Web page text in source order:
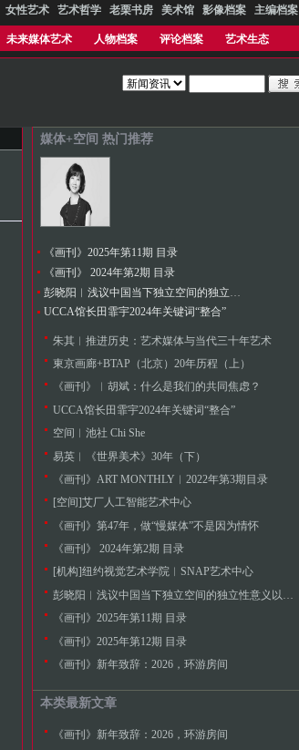
女性艺术 艺术哲学 老栗书房 美术馆 影像档案 主编档案
未来媒体艺术 人物档案 评论档案 艺术生态
媒体+空间 热门推荐
《画刊》2025年第11期 目录
《画刊》 2024年第2期 目录
UCCA馆长田霏宇2024年关键词“整合”
朱其︱推进历史：艺术媒体与当代三十年艺术
東京画廊+BTAP（北京）20年历程（上）
《画刊》︱胡斌：什么是我们的共同焦虑？
UCCA馆长田霏宇2024年关键词“整合”
空间︱池社 Chi She
易英︱《世界美术》30年（下）
《画刊》ART MONTHLY︱2022年第3期目录
[空间]艾厂人工智能艺术中心
《画刊》第47年，做“慢媒体”不是因为情怀
《画刊》 2024年第2期 目录
[机构]纽约视觉艺术学院︱SNAP艺术中心
彭晓阳︱浅议中国当下独立空间的独立性意义以及与空间制度设置的关系
《画刊》2025年第11期 目录
《画刊》2025年第12期 目录
《画刊》新年致辞：2026，环游房间
本类最新文章
《画刊》新年致辞：2026，环游房间